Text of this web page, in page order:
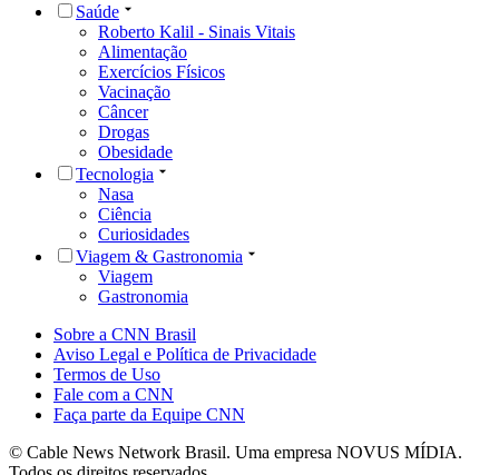
Saúde
Roberto Kalil - Sinais Vitais
Alimentação
Exercícios Físicos
Vacinação
Câncer
Drogas
Obesidade
Tecnologia
Nasa
Ciência
Curiosidades
Viagem & Gastronomia
Viagem
Gastronomia
Sobre a CNN Brasil
Aviso Legal e Política de Privacidade
Termos de Uso
Fale com a CNN
Faça parte da Equipe CNN
© Cable News Network Brasil. Uma empresa NOVUS MÍDIA.